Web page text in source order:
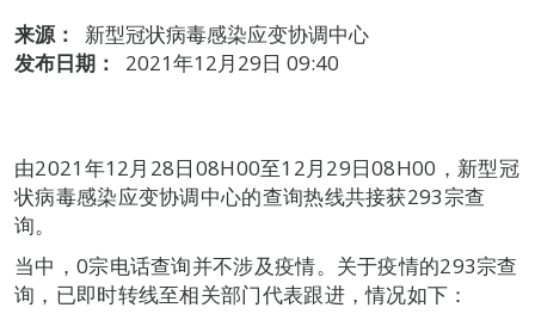
来源：
新型冠状病毒感染应变协调中心
发布日期：
2021年12月29日 09:40
由2021年12月28日08H00至12月29日08H00，新型冠
状病毒感染应变协调中心的查询热线共接获293宗查
询。
当中，0宗电话查询并不涉及疫情。关于疫情的293宗查
询，已即时转线至相关部门代表跟进，情况如下：